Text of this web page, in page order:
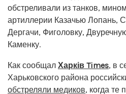
обстреливали из танков,
артиллерии Казачью Лопань,
Дергачи, Фиголовку,
Каменку.
Как сообщал Харків Times, в
Харьковского района
обстреляли медиков, когда те